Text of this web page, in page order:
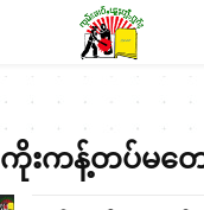
ကိုးကန့်တပ်မတ